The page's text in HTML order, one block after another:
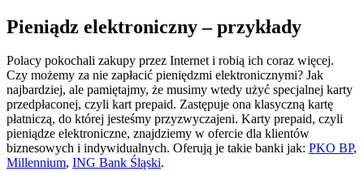
Pieniądz elektroniczny – przykłady
Polacy pokochali zakupy przez Internet i robią ich coraz więcej.
Czy możemy za nie zapłacić pieniędzmi elektronicznymi? Jak
najbardziej, ale pamiętajmy, że musimy wtedy użyć specjalnej karty
przedpłaconej, czyli kart prepaid. Zastępuje ona klasyczną kartę
płatniczą, do której jesteśmy przyzwyczajeni. Karty prepaid, czyli
pieniądze elektroniczne, znajdziemy w ofercie dla klientów
biznesowych i indywidualnych. Oferują je takie banki jak: PKO BP,
Millennium, ING Bank Śląski.